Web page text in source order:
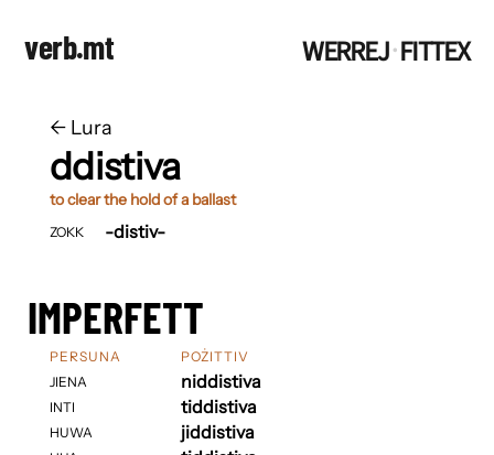
verb.mt WERREJ·FITTEX
← ​​Lura
ddistiva
to clear the hold of a ballast
ZOKK -distiv-
IMPERFETT
PERSUNA
JIENA
INTI
HUWA
POŻITTIV
niddistiva
tiddistiva
jiddistiva